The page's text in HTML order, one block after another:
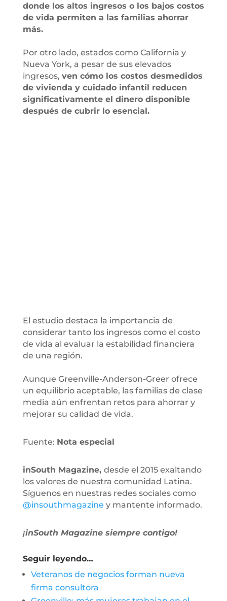
donde los altos ingresos o los bajos costos
de vida permiten a las familias ahorrar
más.
Por otro lado, estados como California y
Nueva York, a pesar de sus elevados
ingresos, ven cómo los costos desmedidos
de vivienda y cuidado infantil reducen
significativamente el dinero disponible
después de cubrir lo esencial.
El estudio destaca la importancia de
considerar tanto los ingresos como el costo
de vida al evaluar la estabilidad financiera
de una región.
Aunque Greenville-Anderson-Greer ofrece
un equilibrio aceptable, las familias de clase
media aún enfrentan retos para ahorrar y
mejorar su calidad de vida.
Fuente: Nota especial
inSouth Magazine, desde el 2015 exaltando
los valores de nuestra comunidad Latina.
Síguenos en nuestras redes sociales como
@insouthmagazine y mantente informado.
¡inSouth Magazine siempre contigo!
Seguir leyendo…
Veteranos de negocios forman nueva
firma consultora